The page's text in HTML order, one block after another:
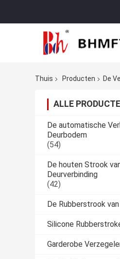
Thuis
Producten De
ALLE
De automatische
Deurbodem
(54)
De houten Strook
Deurverbinding
(42)
De Rubberstrook
Silicone
Garderobe